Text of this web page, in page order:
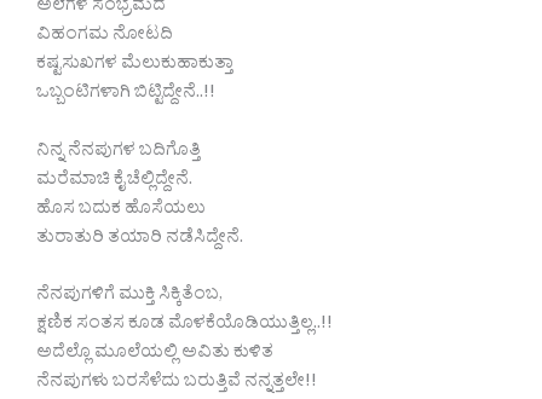
ಅಲೆಗಳ ಸಂಭ್ರಮದ
ವಿಹಂಗಮ ನೋಟದಿ
ಕಷ್ಟಸುಖಗಳ ಮೆಲುಕುಹಾಕುತ್ತಾ
ಒಬ್ಬಂಟಿಗಳಾಗಿ ಬಿಟ್ಟಿದ್ದೇನೆ..!!
ನಿನ್ನ ನೆನಪುಗಳ ಬದಿಗೊತ್ತಿ
ಮರೆಮಾಚಿ ಕೈ ಚೆಲ್ಲಿದ್ದೇನೆ.
ಹೊಸ ಬದುಕ ಹೊಸೆಯಲು
ತುರಾತುರಿ ತಯಾರಿ ನಡೆಸಿದ್ದೇನೆ.
ನೆನಪುಗಳಿಗೆ ಮುಕ್ತಿ ಸಿಕ್ಕಿತೆಂಬ,
ಕ್ಷಣಿಕ ಸಂತಸ ಕೂಡ ಮೊಳಕೆಯೊಡಿಯುತ್ತಿಲ್ಲ..!!
ಅದೆಲ್ಲೊ ಮೂಲೆಯಲ್ಲಿ ಅವಿತು ಕುಳಿತ
ನೆನಪುಗಳು ಬರಸೆಳೆದು ಬರುತ್ತಿವೆ ನನ್ನತ್ತಲೇ!!